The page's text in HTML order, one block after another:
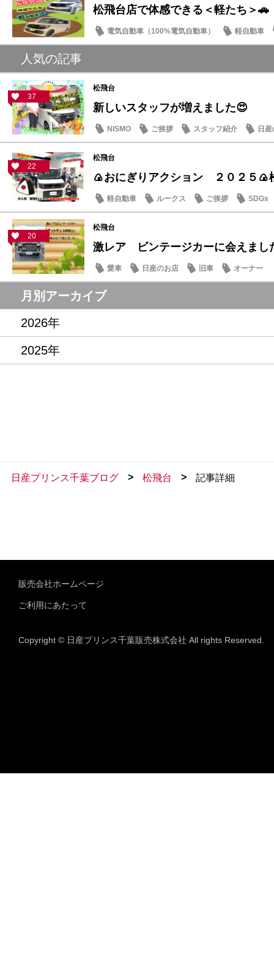
松飛台店で体感できる＜軽たち＞🚗
電気自動車（100%電気自動車）
軽自動車
サクラ
人気の記事
37
松飛台
新しいスタッフが増えました😍
NISMO ご挨拶 スタッフ紹介 日
22
松飛台
🍙おにぎりアクション ２０２５🍙
軽自動車 ルークス ご挨拶 SDGs
20
松飛台
激レア ビンテージカーに会えまし
愛車 日産のお店 旧車 オーナー
月別アーカイブ
2026年
2025年
日産プリンス千葉ブログ > 松飛台 > 記事詳細
販売会社ホームページ
ご利用にあたって
Copyright © 日産プリンス千葉販売株式会社 All rights Reserved.